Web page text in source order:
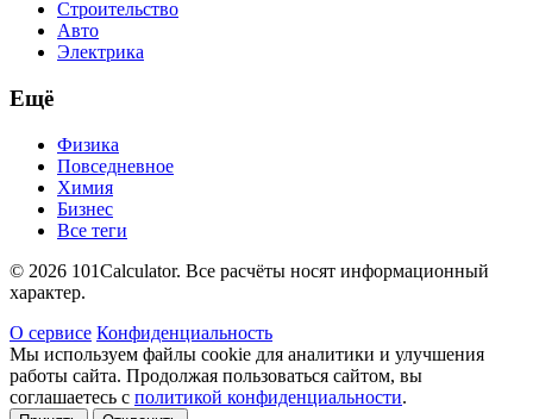
Строительство
Авто
Электрика
Ещё
Физика
Повседневное
Химия
Бизнес
Все теги
© 2026 101Calculator. Все расчёты носят информационный
характер.
О сервисе Конфиденциальность
Мы используем файлы cookie для аналитики и улучшения
работы сайта. Продолжая пользоваться сайтом, вы
соглашаетесь с политикой конфиденциальности.